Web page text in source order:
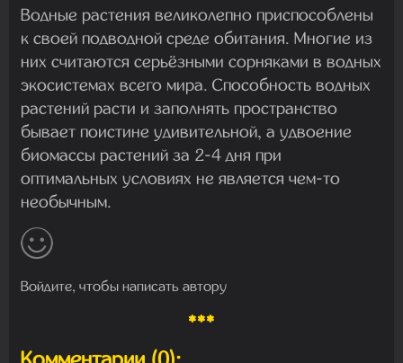
Водные растения великолепно приспособлены
к своей подводной среде обитания. Многие из
них считаются серьёзными сорняками в водных
экосистемах всего мира. Способность водных
растений расти и заполнять пространство
бывает поистине удивительной, а удвоение
биомассы растений за 2-4 дня при
оптимальных условиях не является чем-то
необычным.
Войдите, чтобы написать автору
***